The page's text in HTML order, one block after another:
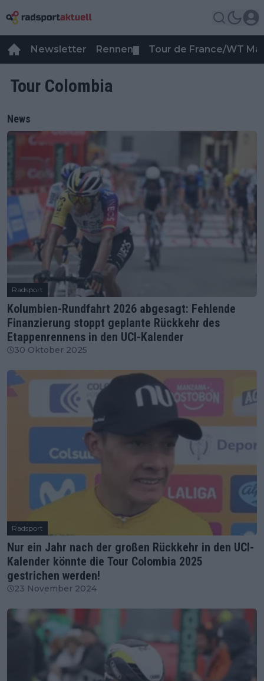
Newsletter Rennen Tour de France/WT
Tour Colombia
News
Radsport
Kolumbien-Rundfahrt 2026 abgesagt: Fehlende
Finanzierung stoppt geplante Rückkehr des
Etappenrennens in den UCI-Kalender
30 Oktober 2025
Radsport
Nur ein Jahr nach der großen Rückkehr in den UCI-
Kalender könnte die Tour Colombia 2025
gestrichen werden!
23 November 2024